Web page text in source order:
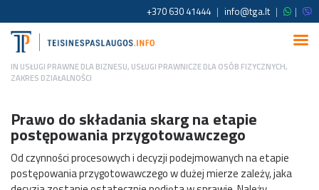
+370 630 41444 | info@tga.lt | |
IN USŁUGI PRAWNE DLA BIZNESU, USŁUGI PRAWNICZE DLA OSÓB FIZYCZNYCH,
ZAKRES DZIAŁALNOŚCI
Prawo do składania skarg na etapie
postępowania przygotowawczego
Od czynności procesowych i decyzji podejmowanych na etapie
postępowania przygotowawczego w dużej mierze zależy, jaka